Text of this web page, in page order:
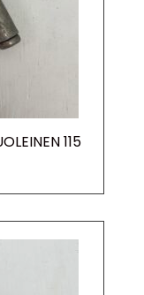
115